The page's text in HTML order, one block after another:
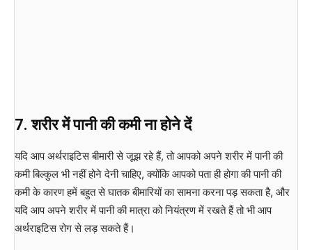
7.शरीर में पानी की कमी ना होने दें
यदि आप अर्थराइटिस बीमारी से जूझ रहे हैं, तो आपको अपने शरीर में पानी की
कमी बिल्कुल भी नहीं होने देनी चाहिए, क्योंकि आपको पता ही होगा की पानी की
कमी के कारण हमें बहुत से घातक बीमारियों का सामना करना पड़ सकता है, और
यदि आप अपने शरीर में पानी की मात्रा को नियंत्रण में रखते हैं तो भी आप
अर्थराइटिस रोग से लड़ सकते हैं।